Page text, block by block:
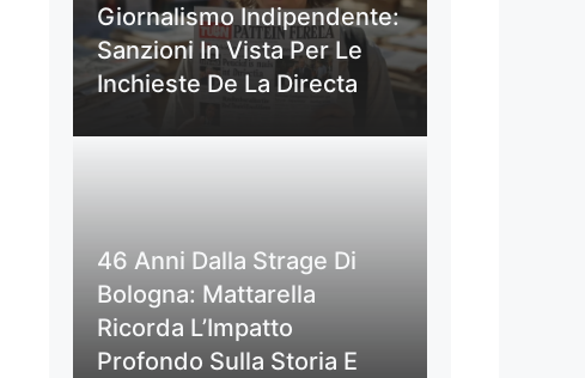
Giornalismo Indipendente:
Sanzioni In Vista Per Le
Inchieste De La Directa
46 Anni Dalla Strage Di
Bologna: Mattarella
Ricorda L’Impatto
Profondo Sulla Storia E